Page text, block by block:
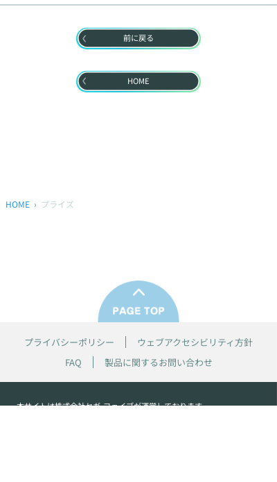
前に戻る
HOME
HOME プライズ
プライバシーポリシー
ウェブアクセシビリティ方針
FAQ
製品に関するお問い合わせ
本サイトは株式会社セガ フェイブが運営しております。